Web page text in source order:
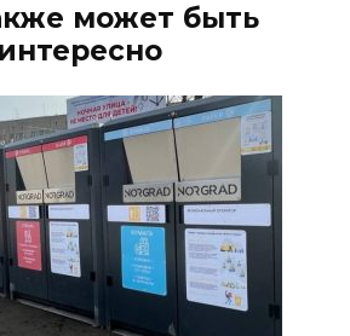
может быть
интересно